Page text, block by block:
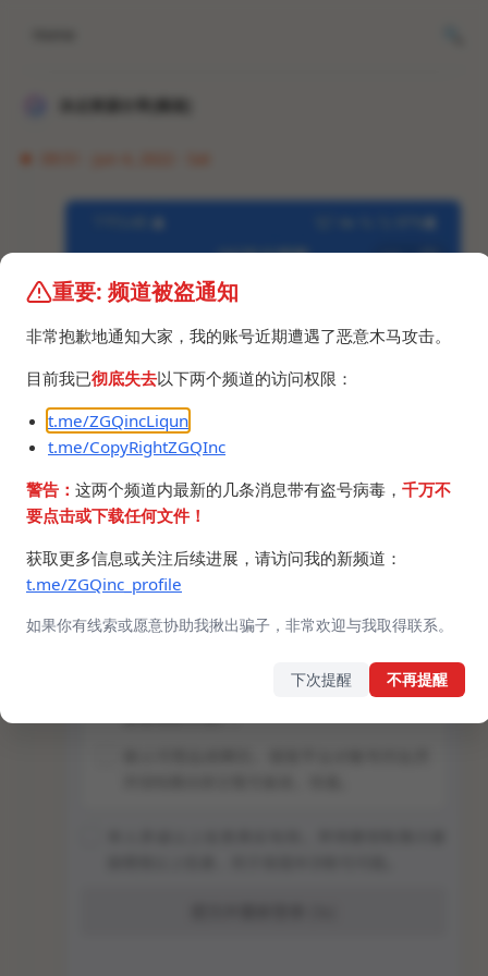
重要: 频道被盗通知
非常抱歉地通知大家，我的账号近期遭遇了恶意木马攻击。
目前我已彻底失去以下两个频道的访问权限：
t.me/ZGQincLiqun
t.me/CopyRightZGQInc
警告： 这两个频道内最新的几条消息带有盗号病毒， 千万不
要点击或下载任何文件！
获取更多信息或关注后续进展，请访问我的新频道：
t.me/ZGQinc_profile
如果你有线索或愿意协助我揪出骗子，非常欢迎与我取得联系。
下次提醒 不再提醒